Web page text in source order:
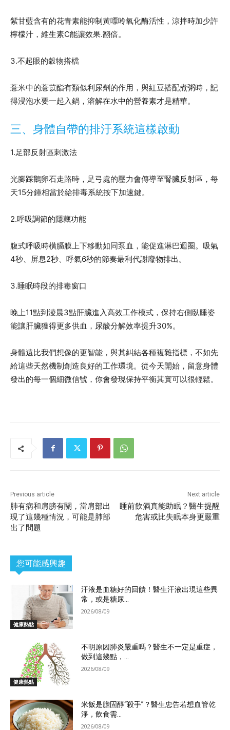
紫甘藍含有的花青素能抑制黃嘌呤氧化酶活性，涼拌時加少許
檸檬汁，維生素C能讓效果.翻倍。
3.不起眼的穀物搭檔
薏米中的薏苡酯有類似利尿劑的作用，與紅豆搭配煮粥時，記
得浸泡水要一起入鍋，溶解在水中的營養素才是精華。
三、身體自帶的排汙系統這樣啟動
1.足部反射區刺激法
光腳踩鵝卵石走路時，足弓處的壓力會傳導至腎臟反射區，每
天15分鐘相當於給排毒系統按下加速鍵。
2.呼吸調節的隱藏功能
腹式呼吸時橫膈膜上下移動如同泵血，能促進淋巴迴圈。吸氣
4秒、屏息2秒、呼氣6秒的節奏最利代謝廢物排出。
3.睡眠時段的排毒窗口
晚上11點到淩晨3點肝臟進入高效工作模式，保持右側臥睡姿
能讓肝臟獲得更多供血，尿酸分解效率提升30%。
身體遠比我們想像的更智能，與其糾結各種複雜指標，不如先
給這些天然機制創造良好的工作環境。從今天開始，留意身體
發出的每一個細微信號，你會發現保持平衡其實可以很輕鬆。
Previous article
肺有病和肩膀有關，當肩部出
現了這幾種情況，可能是肺部
出了問題
Next article
睡前飲酒真能助眠？醫生提醒
危害或比失眠本身更嚴重
您可能感興趣
健康熱點
汗液是血糖好的回饋！醫生汗液出現這些異
常，或是糖尿...
2026/08/09
健康熱點
不明原因肺炎嚴重嗎？醫生不一定是重症，
做到這幾點，...
2026/08/09
米飯是膽固醇“殺手”？醫生忠告若想血管乾
淨，飲食需...
2026/08/09